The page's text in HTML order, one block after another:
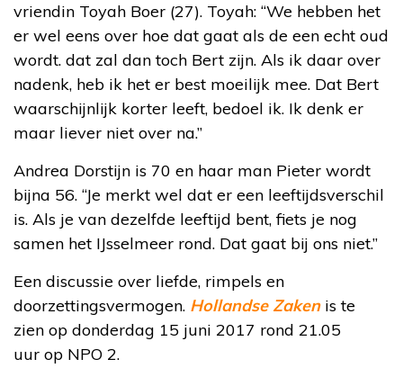
vriendin Toyah Boer (27). Toyah: “We hebben het
er wel eens over hoe dat gaat als de een echt oud
wordt. dat zal dan toch Bert zijn. Als ik daar over
nadenk, heb ik het er best moeilijk mee. Dat Bert
waarschijnlijk korter leeft, bedoel ik. Ik denk er
maar liever niet over na.”
Andrea Dorstijn is 70 en haar man Pieter wordt
bijna 56. “Je merkt wel dat er een leeftijdsverschil
is. Als je van dezelfde leeftijd bent, fiets je nog
samen het IJsselmeer rond. Dat gaat bij ons niet.”
Een discussie over liefde, rimpels en
doorzettingsvermogen. Hollandse Zakenis te
zien op donderdag 15 juni 2017 rond 21.05
uur op NPO 2.